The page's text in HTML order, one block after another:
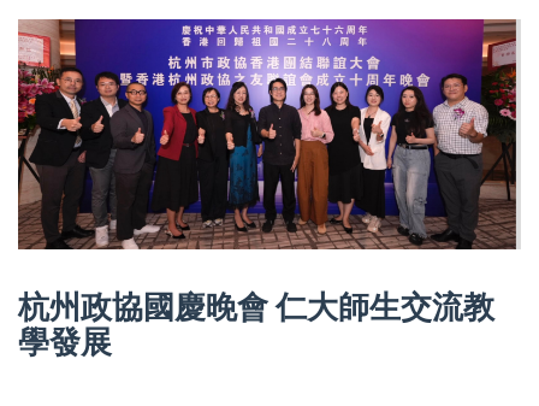
杭州政協國慶晚會 仁大師生交流教
學發展